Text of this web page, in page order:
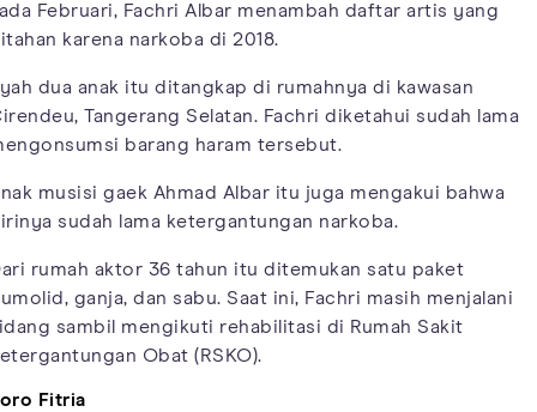
Februari, Fachri Albar menambah daftar artis yang
karena narkoba di 2018.
dua anak itu ditangkap di rumahnya di kawasan
Tangerang Selatan. Fachri diketahui sudah lama
barang haram tersebut.
musisi gaek Ahmad Albar itu juga mengakui bahwa
sudah lama ketergantungan narkoba.
rumah aktor 36 tahun itu ditemukan satu paket
ganja, dan sabu. Saat ini, Fachri masih menjalani
sambil mengikuti rehabilitasi di Rumah Sakit
Obat (RSKO).
Fitria